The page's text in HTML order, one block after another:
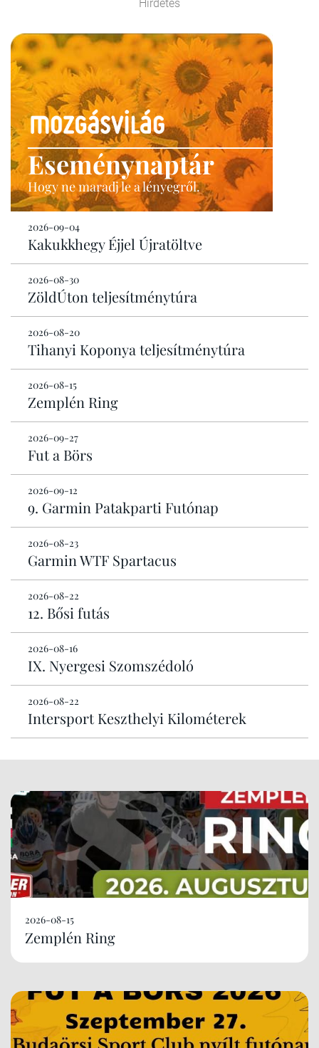
Hirdetés
Eseménynaptár
Hogy ne maradj le a lényegről.
2026-09-04
Kakukkhegy Éjjel Újratöltve
2026-08-30
ZöldÚton teljesítménytúra
2026-08-20
Tihanyi Koponya teljesítménytúra
2026-08-15
Zemplén Ring
2026-09-27
Fut a Börs
2026-09-12
9. Garmin Patakparti Futónap
2026-08-23
Garmin WTF Spartacus
2026-08-22
12. Bősi futás
2026-08-16
IX. Nyergesi Szomszédoló
2026-08-22
Intersport Keszthelyi Kilométerek
2026-08-15
Zemplén Ring